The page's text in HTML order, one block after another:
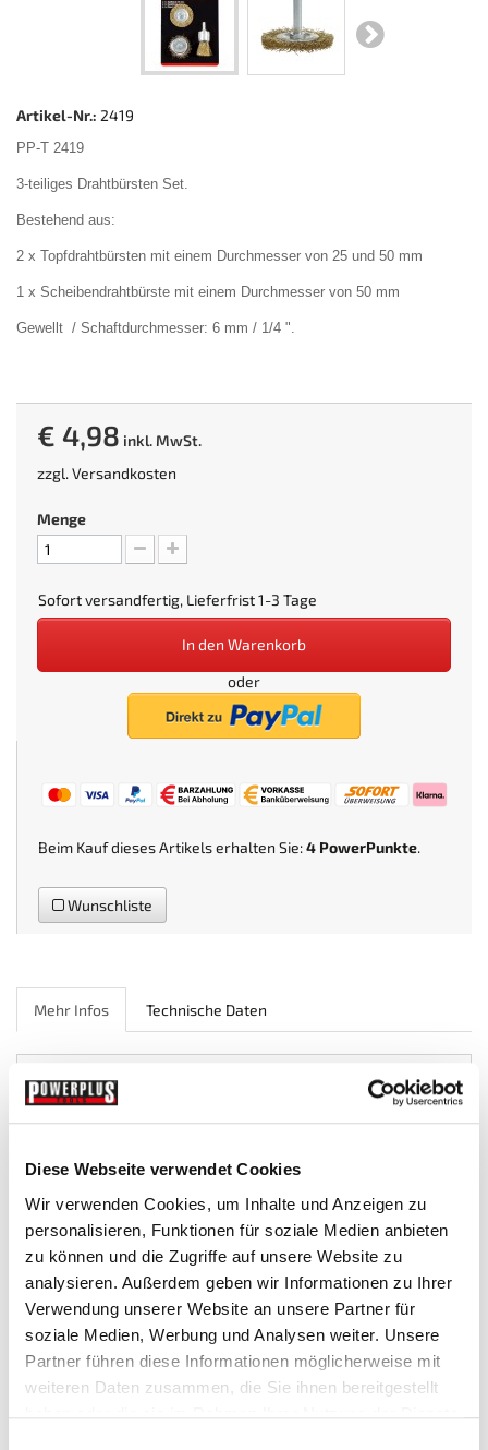
Diese Webseite verwendet Cookies
Wir verwenden Cookies, um Inhalte und Anzeigen zu
personalisieren, Funktionen für soziale Medien anbieten
zu können und die Zugriffe auf unsere Website zu
analysieren. Außerdem geben wir Informationen zu Ihrer
Verwendung unserer Website an unsere Partner für
soziale Medien, Werbung und Analysen weiter. Unsere
Partner führen diese Informationen möglicherweise mit
weiteren Daten zusammen, die Sie ihnen bereitgestellt
Artikel-Nr.: 2419
PP-T 2419
3-teiliges Drahtbürsten Set.
Bestehend aus:
2 x Topfdrahtbürsten mit einem Durchmesser von 25 und 50 mm
1 x Scheibendrahtbürste mit einem Durchmesser von 50 mm
Gewellt / Schaftdurchmesser: 6 mm / 1/4 ".
€ 4,98 inkl. MwSt.
zzgl.Versandkosten
Menge
Sofort versandfertig, Lieferfrist 1-3 Tage
In den Warenkorb
oder
Beim Kauf dieses Artikels erhalten Sie:4 PowerPunkte.
Wunschliste
Mehr Infos Technische Daten
MEHR INFOS
Messingbeschichtung.
Die Drahtbürsten sind ideal zum professionellen entrosten und
Sandstrahlarbeiten geeignet.
Die Drahtbürsten können bis zu max. 4500 u/min verwendet
werden.
4,98 € inkl. MwSt.